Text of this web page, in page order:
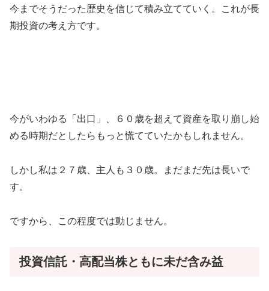
今までそうだった歴史を信じて積み立てていく。これが長
期投資の考え方です。
今がいわゆる「出口」、６０歳を超えて資産を取り崩し始
める時期だとしたらもっと慌てていたかもしれません。
しかし私は２７歳、主人も３０歳。まだまだ先は長いで
す。
ですから、この程度では動じません。
投資信託・高配当株ともに未だ含み益